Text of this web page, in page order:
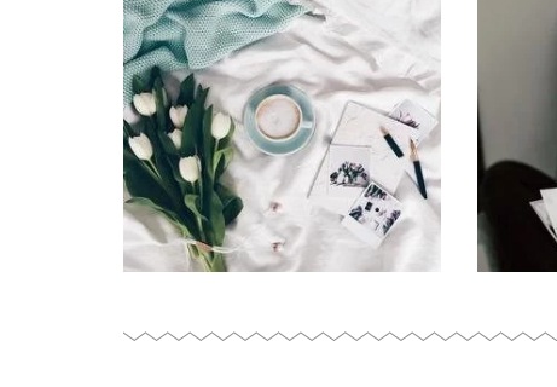
@minimaliving: Hello Spring! 🌷💚💕 In
love with my new polaroid prints from
@squared.one